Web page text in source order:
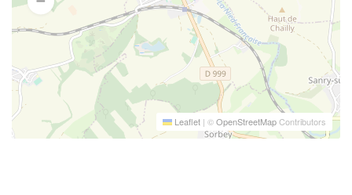
Leaflet | ©OpenStreetMapContributors